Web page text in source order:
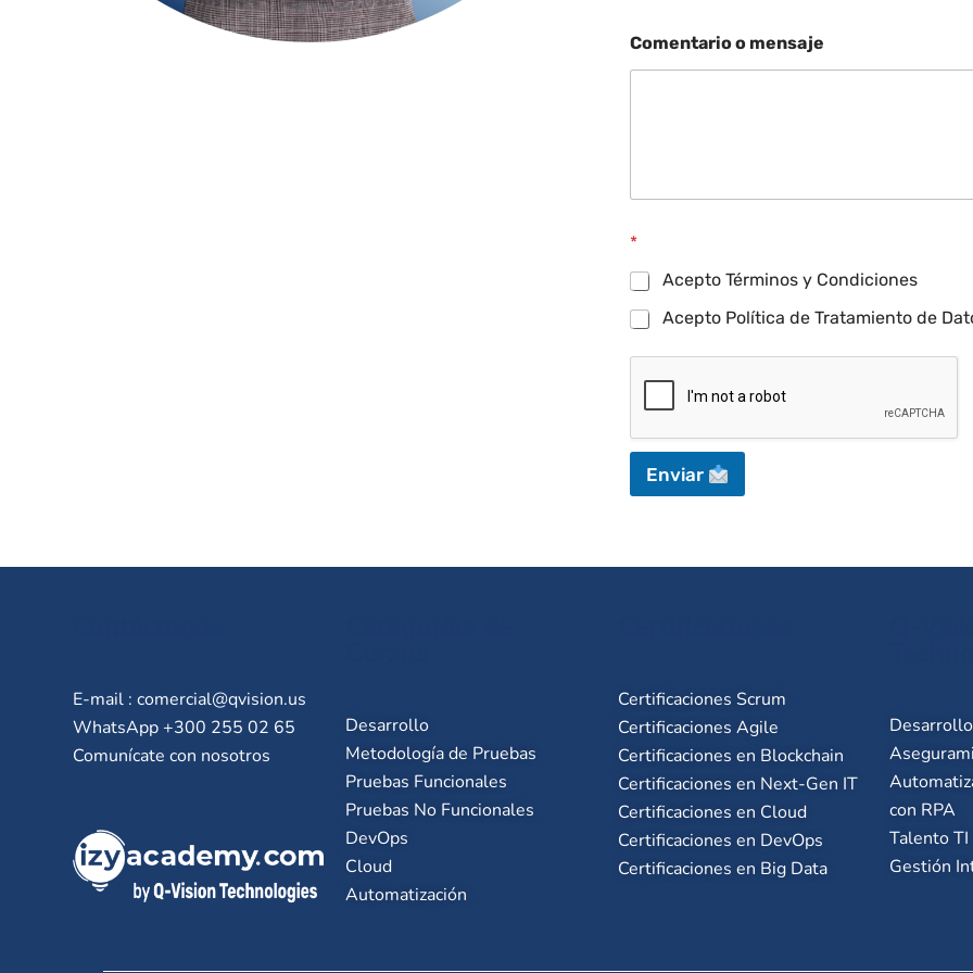
Comentario o mensaje
*
Acepto Términos y Condiciones
Acepto Política de Tratamiento de
Enviar
E-mail : comercial@qvision.us
WhatsApp +300 255 02 65
Comunícate con nosotros
Desarrollo
Metodología de Pruebas
Pruebas Funcionales
Pruebas No Funcionales
DevOps
Cloud
Automatización
Certificaciones Scrum
Certificaciones Agile
Certificaciones en Blockchain
Certificaciones en Next-Gen IT
Certificaciones en Cloud
Certificaciones en DevOps
Certificaciones en Big Data
con RPA
Talento TI
Gestión